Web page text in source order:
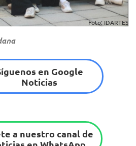
Foto: IDARTES
en Google
Noticias
a nuestro canal de